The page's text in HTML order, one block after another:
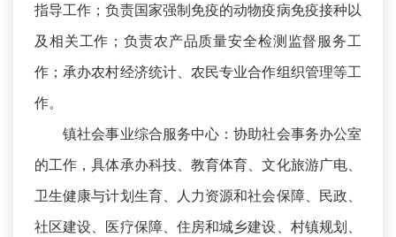
指导工作；负责国家强制免疫的动物疫病免疫接种以
及相关工作；负责农产品质量安全检测监督服务工
作；承办农村经济统计、农民专业合作组织管理等工
作。
镇社会事业综合服务中心：协助社会事务办公室
的工作，具体承办科技、教育体育、文化旅游广电、
卫生健康与计划生育、人力资源和社会保障、民政、
社区建设、医疗保障、住房和城乡建设、村镇规划、